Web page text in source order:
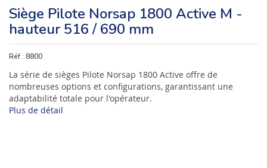
Siège Pilote Norsap 1800 Active M -
hauteur 516 / 690 mm
Réf : 8800
La série de sièges Pilote Norsap 1800 Active offre de
nombreuses options et configurations, garantissant une
adaptabilité totale pour l'opérateur.
Plus de détail